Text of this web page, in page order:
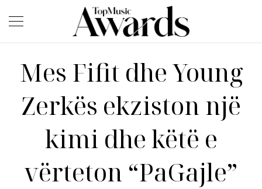
Mes Fifit dhe Young
Zerkës ekziston një
kimi dhe këtë e
vërteton “PaGajle”